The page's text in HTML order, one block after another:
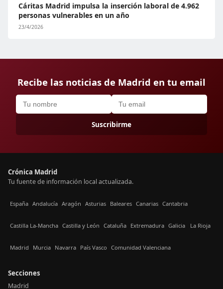
Cáritas Madrid impulsa la inserción laboral de 4.962
personas vulnerables en un año
23/4/2026
Recibe las noticias de Madrid en tu email
Suscribirme
Crónica Madrid
Tu fuente de información local actualizada.
España Andalucía Aragón Asturias Baleares Canarias Cantabria
Castilla La-Mancha Castilla y León Cataluña Extremadura Galicia La Rioja
Madrid Murcia Navarra País Vasco Comunidad Valenciana
Secciones
Madrid